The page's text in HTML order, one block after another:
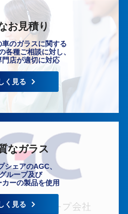
お見積り
のガラスに関する
各種ご相談に対し、
門店が適切に対応
く見る
なガラス
シェアのAGC、
ループ及び
ーの製品を使用
く見る